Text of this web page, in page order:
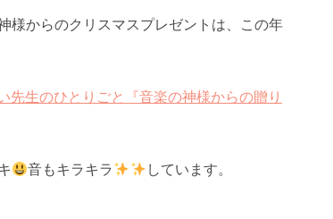
様からのクリスマスプレゼントは、この年
先生のひとりごと『音楽の神様からの贈り
音もキラキラ しています。